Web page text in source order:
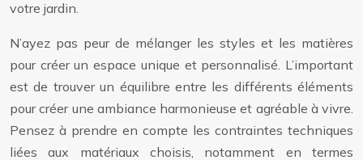
votre jardin.
N’ayez pas peur de mélanger les styles et les matières
pour créer un espace unique et personnalisé. L’important
est de trouver un équilibre entre les différents éléments
pour créer une ambiance harmonieuse et agréable à vivre.
Pensez à prendre en compte les contraintes techniques
liées aux matériaux choisis, notamment en termes